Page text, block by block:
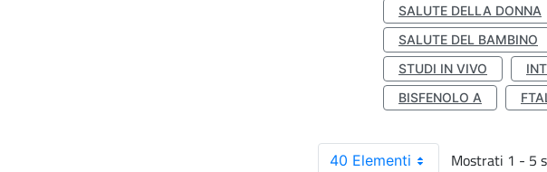
SALUTE DELLA DONNA
SALUTE DEL BAMBINO
STUDI IN VIVO
BISFENOLO A
40 Elementi Mostrati 1 - 5